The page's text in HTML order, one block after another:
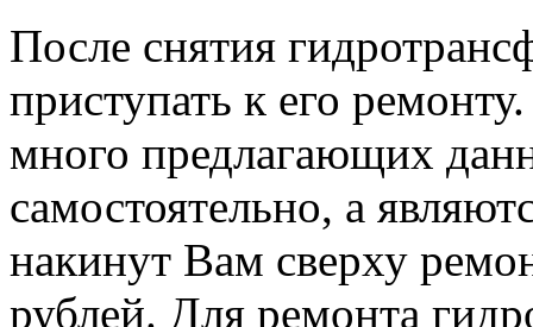
После снятия
приступать к его
много предлагающих
самостоятельно, а
накинут Вам сверху
рублей. Для ремонта